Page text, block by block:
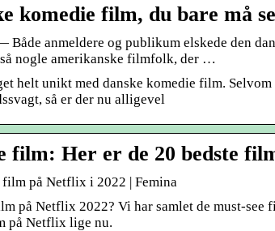
komedie film, du bare må
Både anmeldere og publikum elskede den
nogle amerikanske filmfolk, der …
helt unikt med danske komedie film.
så er der nu alligevel
film: Her er de 20 bedste
film på Netflix i 2022 | Femina
på Netflix 2022? Vi har samlet de must-
på Netflix lige nu.